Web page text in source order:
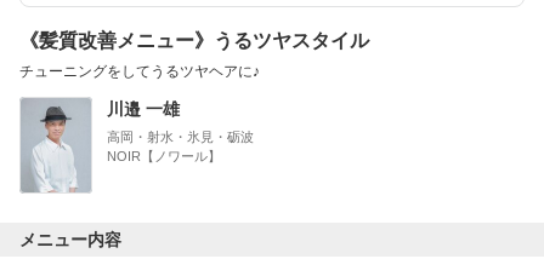
《髪質改善メニュー》うるツヤスタイル
チューニングをしてうるツヤヘアに♪
川邉 一雄
高岡・射水・氷見・砺波
NOIR【ノワール】
メニュー内容